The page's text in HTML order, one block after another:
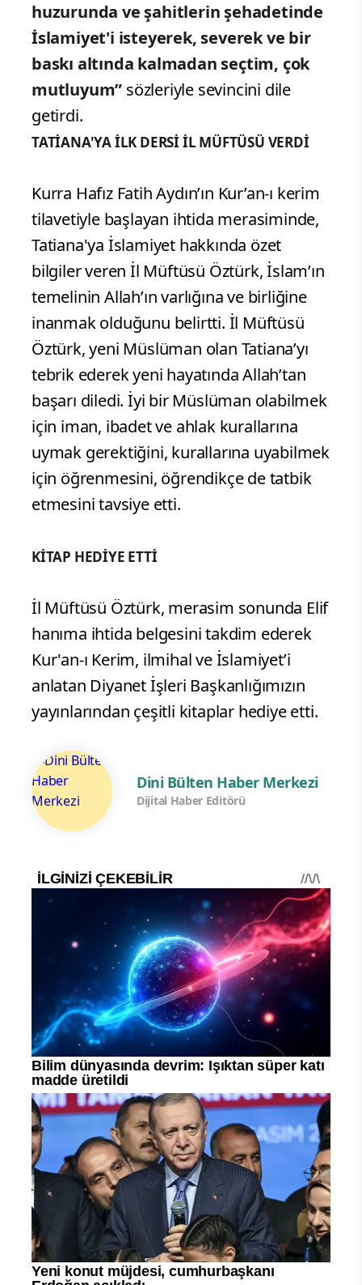
huzurunda ve şahitlerin şehadetinde
İslamiyet'i isteyerek, severek ve bir
baskı altında kalmadan seçtim, çok
mutluyum” sözleriyle sevincini dile
getirdi.
TATİANA'YA İLK DERSİ İL MÜFTÜSÜ VERDİ
Kurra Hafız Fatih Aydın’ın Kur’an-ı kerim
tilavetiyle başlayan ihtida merasiminde,
Tatiana'ya İslamiyet hakkında özet
bilgiler veren İl Müftüsü Öztürk, İslam’ın
temelinin Allah’ın varlığına ve birliğine
inanmak olduğunu belirtti. İl Müftüsü
Öztürk, yeni Müslüman olan Tatiana’yı
tebrik ederek yeni hayatında Allah’tan
başarı diledi. İyi bir Müslüman olabilmek
için iman, ibadet ve ahlak kurallarına
uymak gerektiğini, kurallarına uyabilmek
için öğrenmesini, öğrendikçe de tatbik
etmesini tavsiye etti.
KİTAP HEDİYE ETTİ
İl Müftüsü Öztürk, merasim sonunda Elif
hanıma ihtida belgesini takdim ederek
Kur'an-ı Kerim, ilmihal ve İslamiyet’i
anlatan Diyanet İşleri Başkanlığımızın
yayınlarından çeşitli kitaplar hediye etti.
Dini Bülten Haber Merkezi
Dijital Haber Editörü